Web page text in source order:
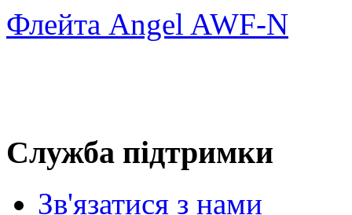
Флейта Angel AWF-N
Служба підтримки
Зв'язатися з нами